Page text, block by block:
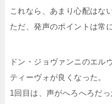
これなら、あまり心配はな
ただ、発声のポイントは常
ドン・ジョヴァンニのエル
ティーヴォが良くなった。
1回目は、声がへろへろだ